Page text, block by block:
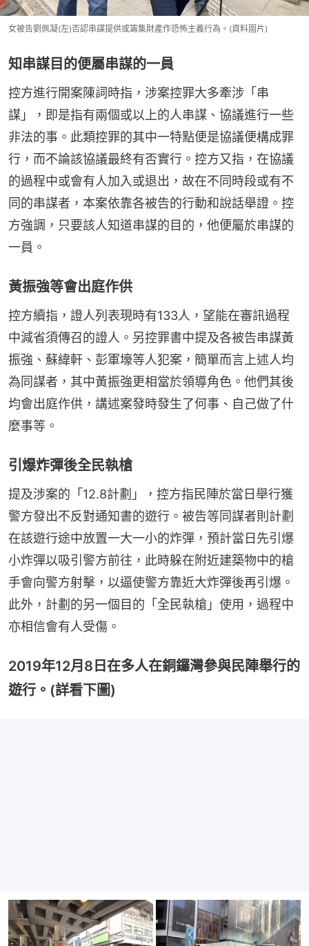
女被告劉佩凝(左)否認串謀提供或籌集財產作恐怖主義行為。(資料圖片)
知串謀目的便屬串謀的一員
控方進行開案陳詞時指，涉案控罪大多牽涉「串
謀」，即是指有兩個或以上的人串謀、協議進行一些
非法的事。此類控罪的其中一特點便是協議便構成罪
行，而不論該協議最終有否實行。控方又指，在協議
的過程中或會有人加入或退出，故在不同時段或有不
同的串謀者，本案依靠各被告的行動和說話舉證。控
方強調，只要該人知道串謀的目的，他便屬於串謀的
一員。
黃振強等會出庭作供
控方續指，證人列表現時有133人，望能在審訊過程
中減省須傳召的證人。另控罪書中提及各被告串謀黃
振強、蘇緯軒、彭軍壕等人犯案，簡單而言上述人均
為同謀者，其中黃振強更相當於領導角色。他們其後
均會出庭作供，講述案發時發生了何事、自己做了什
麼事等。
引爆炸彈後全民執槍
提及涉案的「12.8計劃」，控方指民陣於當日舉行獲
警方發出不反對通知書的遊行。被告等同謀者則計劃
在該遊行途中放置一大一小的炸彈，預計當日先引爆
小炸彈以吸引警方前往，此時躲在附近建築物中的槍
手會向警方射擊，以逼使警方靠近大炸彈後再引爆。
此外，計劃的另一個目的「全民執槍」使用，過程中
亦相信會有人受傷。
2019年12月8日在多人在銅鑼灣參與民陣舉行的
遊行。(詳看下圖)